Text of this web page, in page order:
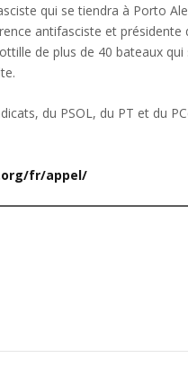
qui se tiendra à Porto
antifasciste et présidente
de plus de 40 bateaux qui
du PSOL, du PT et du
fr/appel/